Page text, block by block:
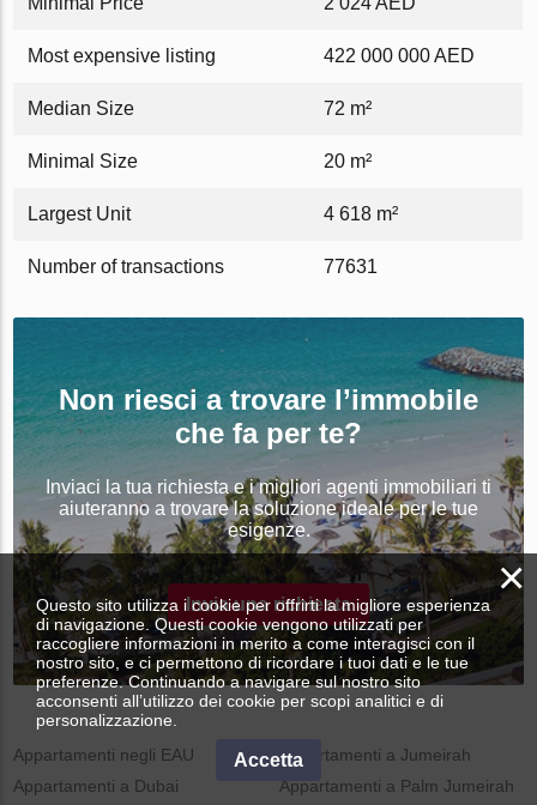
Most expensive listing 422 000 000 AED
Median Size 72 m²
Minimal Size 20 m²
Largest Unit 4 618 m²
Number of transactions 77631
Non riesci a trovare l’immobile
che fa per te?
Inviaci la tua richiesta e i migliori agenti immobiliari ti
aiuteranno a trovare la soluzione ideale per le tue
esigenze.
Invia una richiesta
Appartamenti negli EAU
Appartamenti a Dubai
Appartamenti a Jumeirah
Appartamenti a Palm Jumeirah
×
Questo sito utilizza i cookie per offrirti la migliore esperienza
di navigazione. Questi cookie vengono utilizzati per
raccogliere informazioni in merito a come interagisci con il
nostro sito, e ci permettono di ricordare i tuoi dati e le tue
preferenze. Continuando a navigare sul nostro sito
acconsenti all’utilizzo dei cookie per scopi analitici e di
personalizzazione.
Accetta